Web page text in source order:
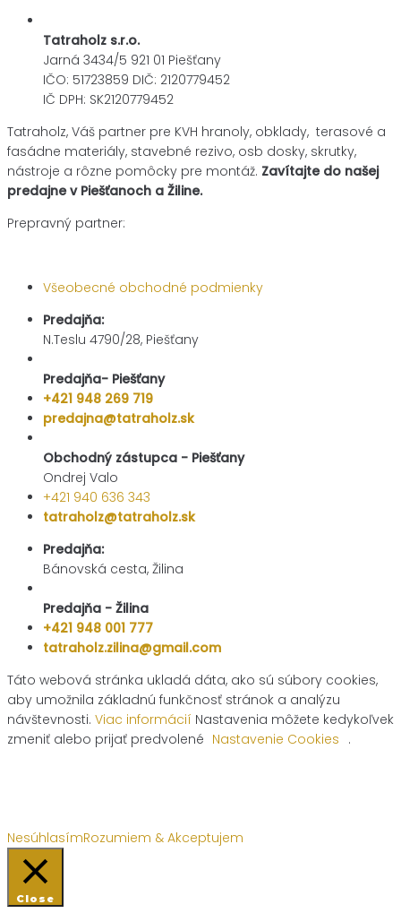
Tatraholz s.r.o.
Jarná 3434/5 921 01 Piešťany
IČO: 51723859 DIČ: 2120779452
IČ DPH: SK2120779452
Tatraholz, Váš partner pre KVH hranoly, obklady, terasové a
fasádne materiály, stavebné rezivo, osb dosky, skrutky,
nástroje a rôzne pomôcky pre montáž. Zavítajte do našej
predajne v Piešťanoch a Žiline.
Prepravný partner:
Všeobecné obchodné podmienky
Predajňa:
N.Teslu 4790/28, Piešťany
Predajňa- Piešťany
+421 948 269 719
predajna@tatraholz.sk
Obchodný zástupca - Piešťany
Ondrej Valo
+421 940 636 343
tatraholz@tatraholz.sk
Predajňa:
Bánovská cesta, Žilina
Predajňa - Žilina
+421 948 001 777
tatraholz.zilina@gmail.com
Táto webová stránka ukladá dáta, ako sú súbory cookies,
aby umožnila základnú funkčnosť stránok a analýzu
návštevnosti. Viac informácií Nastavenia môžete kedykoľvek
zmeniť alebo prijať predvolené Nastavenie Cookies .
NesúhlasímRozumiem & Akceptujem
Close